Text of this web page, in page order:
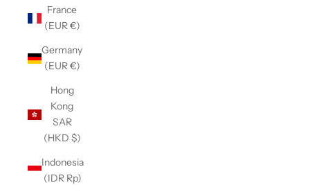
France
(EUR €)
Germany
(EUR €)
Hong
Kong
SAR
(HKD $)
Indonesia
(IDR Rp)